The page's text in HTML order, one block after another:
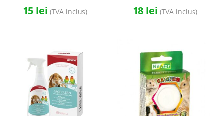
60ML
15 lei (TVA inclus)
PENTRU CAINI SI PISICI
50ML
18 lei (TVA inclus)